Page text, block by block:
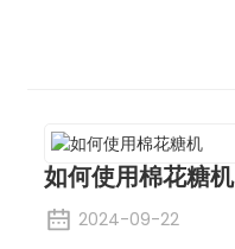
如何使用棉花糖机
2024-09-22